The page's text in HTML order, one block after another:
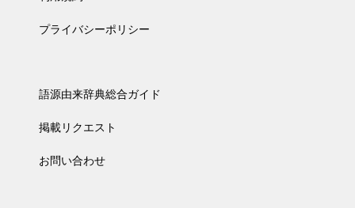
プライバシーポリシー
語源由来辞典総合ガイド
掲載リクエスト
お問い合わせ